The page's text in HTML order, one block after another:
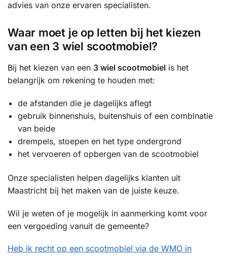
advies van onze ervaren specialisten.
Waar moet je op letten bij het kiezen
van een 3 wiel scootmobiel?
Bij het kiezen van een 3 wiel scootmobiel is het
belangrijk om rekening te houden met:
de afstanden die je dagelijks aflegt
gebruik binnenshuis, buitenshuis of een combinatie
van beide
drempels, stoepen en het type ondergrond
het vervoeren of opbergen van de scootmobiel
Onze specialisten helpen dagelijks klanten uit
Maastricht bij het maken van de juiste keuze.
Wil je weten of je mogelijk in aanmerking komt voor
een vergoeding vanuit de gemeente?
Heb ik recht op een scootmobiel via de WMO in